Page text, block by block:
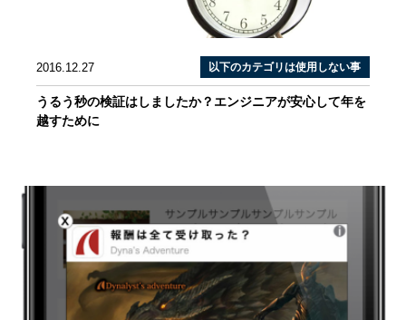
2016.12.27 以下のカテゴリは使用しない事
うるう秒の検証はしましたか？エンジニアが安心して年を
越すために